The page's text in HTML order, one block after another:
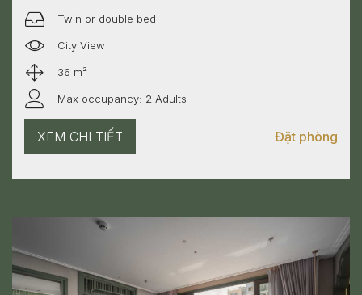
Twin or double bed
City View
36 m²
Max occupancy: 2 Adults
XEM CHI TIẾT Đặt phòng